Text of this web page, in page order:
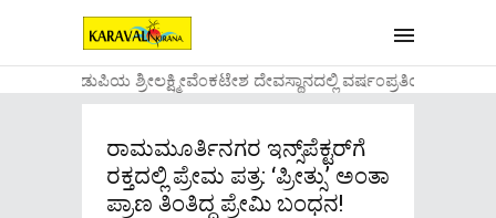
....ಉಡುಪಿಯ ಶ್ರೀಲಕ್ಷ್ಮೀವೆ೦ಕಟೇಶ ದೇವಸ್ಥಾನದಲ್ಲಿ ವರ್ಷ೦ಪ್ರತಿಯ
ರಾಮಮೂರ್ತಿನಗರ ಇನ್ಸ್‌ಪೆಕ್ಟರ್‌ಗೆ
ರಕ್ತದಲ್ಲಿ ಪ್ರೇಮ ಪತ್ರ: ‘ಪ್ರೀತ್ಸು’ ಅಂತಾ
ಪ್ರಾಣ ತಿಂತಿದ್ದ ಪ್ರೇಮಿ ಬಂಧನ!